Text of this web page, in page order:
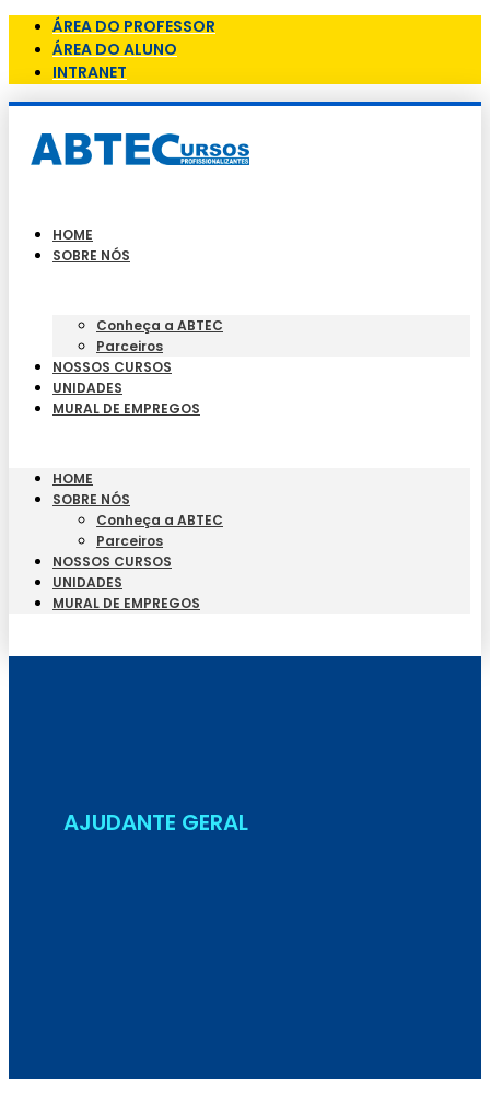
ÁREA DO PROFESSOR
ÁREA DO ALUNO
INTRANET
HOME
SOBRE NÓS
Conheça a ABTEC
Parceiros
NOSSOS CURSOS
UNIDADES
MURAL DE EMPREGOS
HOME
SOBRE NÓS
Conheça a ABTEC
Parceiros
NOSSOS CURSOS
UNIDADES
MURAL DE EMPREGOS
AJUDANTE GERAL